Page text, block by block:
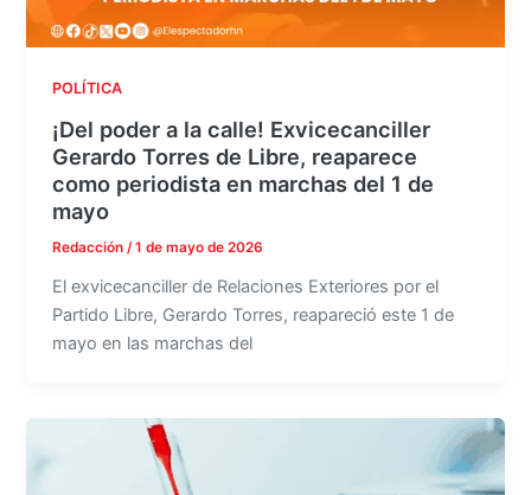
POLÍTICA
¡Del poder a la calle! Exvicecanciller
Gerardo Torres de Libre, reaparece
como periodista en marchas del 1 de
mayo
Redacción /1 de mayo de 2026
El exvicecanciller de Relaciones Exteriores por el
Partido Libre, Gerardo Torres, reapareció este 1 de
mayo en las marchas del